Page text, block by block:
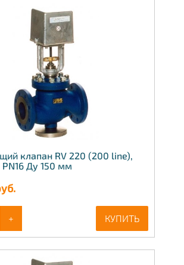
клапан RV 220 (200 line),
PN16 Ду 150 мм
+ КУПИТЬ